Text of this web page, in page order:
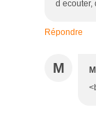
d ecouter,
Répondre
M